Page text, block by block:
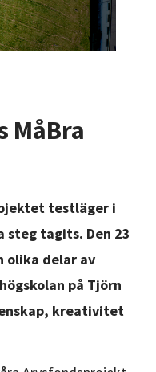
MåBra
testläger i
steg tagits. Den 23
olika delar av
på Tjörn
kreativitet